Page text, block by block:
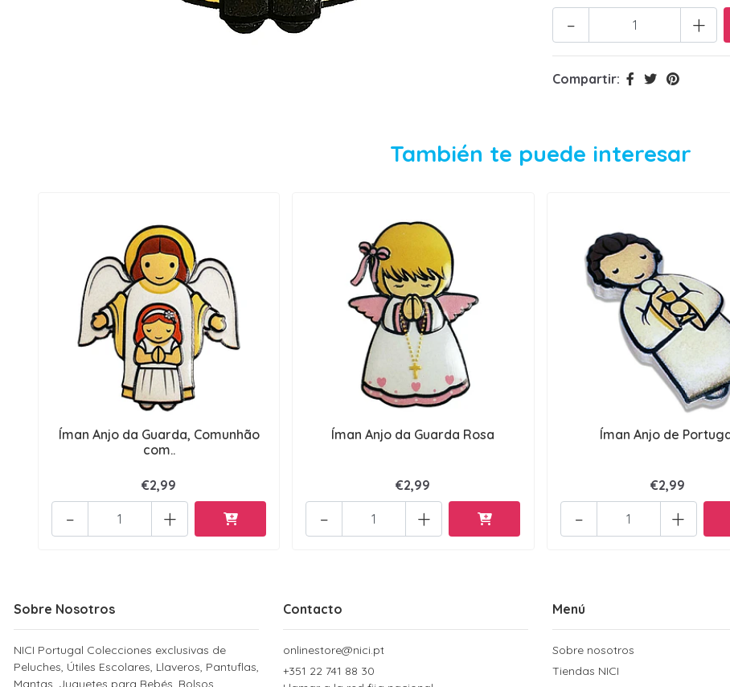
+
-
Compartir:
También te puede interesar
Íman Anjo da Guarda, Comunhão
com..
€2,99
+
-
Íman Anjo da Guarda Rosa
€2,99
+
-
Íman Anjo de
€2,99
+
-
Sobre Nosotros
NICI Portugal Colecciones exclusivas de
Peluches, Útiles Escolares, Llaveros, Pantuflas,
Mantas, Juguetes para Bebés, Bolsos,
Contacto
onlinestore@nici.pt
+351 22 741 88 30
Menú
Sobre nosotros
Tiendas NICI